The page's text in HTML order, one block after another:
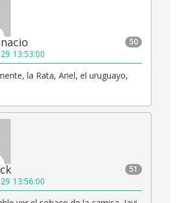
50
13:53:00
la Rata, Ariel, el uruguayo,
51
13:56:00